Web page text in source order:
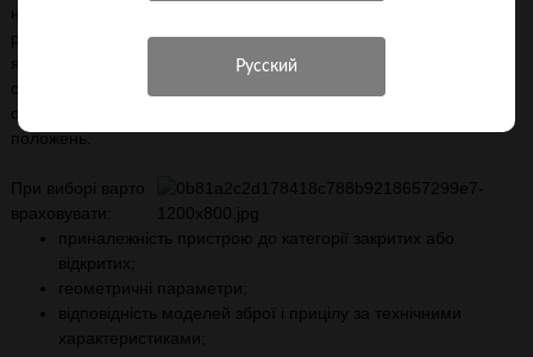
незручностей. Вони дозволяють знизити концентрацію і
розслаблено відстежувати мета: прицільна мітка видно в будь-
яких умовах, на будь-якому видаленні від очей, навіть при
сильному нахилі голови. Це властивість забезпечує стрілку
очевидна перевага при стрільбі з фізіологічно незручних
положень.
При виборі варто
враховувати:
приналежність пристрою до категорії закритих або
відкритих;
геометричні параметри;
відповідність моделей зброї і прицілу за технічними
характеристиками;